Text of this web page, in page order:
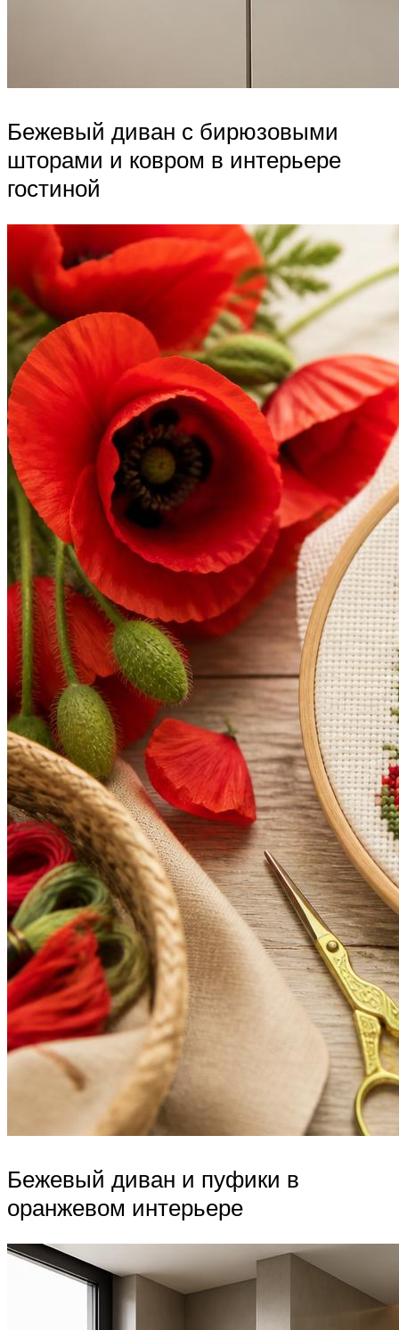
Бежевый диван с бирюзовыми
шторами и ковром в интерьере
гостиной
Бежевый диван и пуфики в
оранжевом интерьере